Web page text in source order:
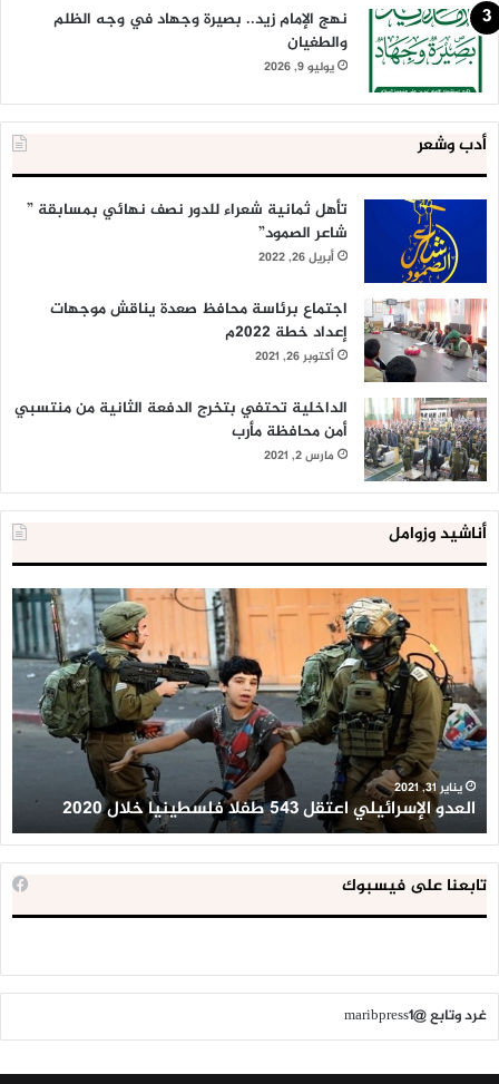
نهج الإمام زيد.. بصيرة وجهاد في وجه الظلم
والطغيان
يوليو 9, 2026
أدب وشعر
تأهل ثمانية شعراء للدور نصف نهائي بمسابقة ”
شاعر الصمود”
أبريل 26, 2022
اجتماع برئاسة محافظ صعدة يناقش موجهات
إعداد خطة 2022م
أكتوبر 26, 2021
الداخلية تحتفي بتخرج الدفعة الثانية من منتسبي
أمن محافظة مأرب
مارس 2, 2021
أناشيد وزوامل
العدو
الإسرائيلي
اعتقل
543
طفلا
فلسطينيا
خلال
2020
يناير 31, 2021
العدو الإسرائيلي اعتقل 543 طفلا فلسطينيا خلال 2020
تابعنا على فيسبوك
غرد وتابع @maribpress1